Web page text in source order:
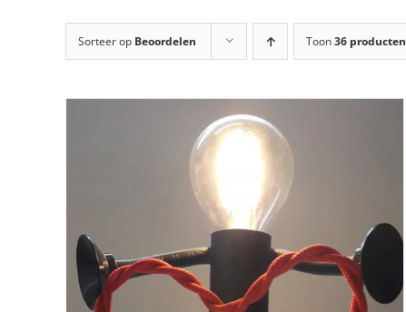
Sorteer op Beoordelen Toon36 producten